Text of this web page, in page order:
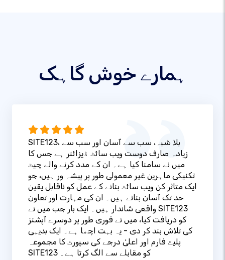
ہمارے خوش گاہک
SITE123، بلا شبہ، سب سے آسان اور سب سے
زیادہ صارف دوست ویب سائٹ ڈیزائنر ہے جس کا
میں نے سامنا کیا ہے۔ ان کے مدد کرنے والے چیٹ
تکنیکی ماہرین غیر معمولی طور پر پیشہ ور ہیں، جو
ایک متاثر کن ویب سائٹ بنانے کے عمل کو ناقابل یقین
حد تک آسان بناتے ہیں۔ ان کی مہارت اور تعاون
واقعی شاندار ہیں۔ ایک بار جب میں نے SITE123
کو دریافت کیا، میں نے فوری طور پر دوسرے آپشنز
کی تلاش بند کر دی - یہ بہت اچھا ہے۔ ایک بدیہی
پلیٹ فارم اور اعلیٰ درجے کی سپورٹ کا مجموعہ
SITE123 کو مقابلے سے الگ کرتا ہے۔